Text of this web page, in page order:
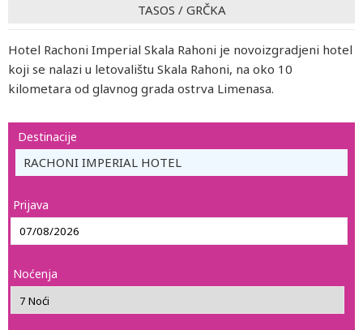
TASOS / GRČKA
Hotel Rachoni Imperial Skala Rahoni je novoizgradjeni hotel
koji se nalazi u letovalištu Skala Rahoni, na oko 10
kilometara od glavnog grada ostrva Limenasa.
Destinacije
RACHONI IMPERIAL HOTEL
Prijava
Noćenja